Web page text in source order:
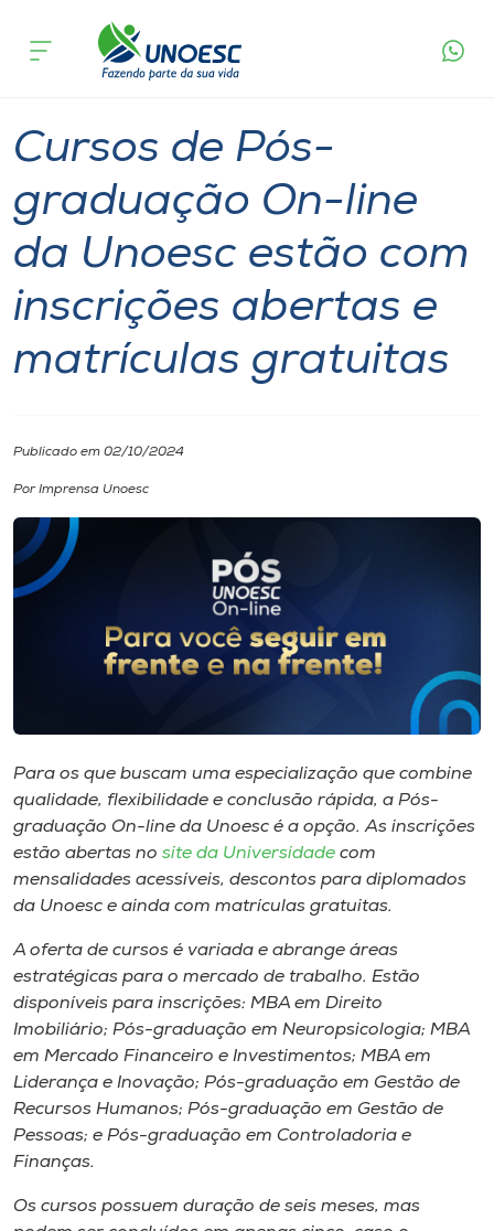
Cursos
Atendimento ao Estudante
Portal de Ensino
Internacionalização
I.nova
CPA
Biblioteca
Editora
Museu
Unoesc
Store
Selecione
o idioma
acontece
gratuitas
Especialização
Cursos de Pós-
graduação On-line
da Unoesc estão com
inscrições abertas e
matrículas gratuitas
Publicado em 02/10/2024
Por Imprensa Unoesc
Para os que buscam uma especialização que combine
qualidade, flexibilidade e conclusão rápida, a Pós-
graduação On-line da Unoesc é a opção. As inscrições
estão abertas no site da Universidade com
mensalidades acessíveis, descontos para diplomados
da Unoesc e ainda com matrículas gratuitas.
A oferta de cursos é variada e abrange áreas
estratégicas para o mercado de trabalho. Estão
disponíveis para inscrições: MBA em Direito
Imobiliário; Pós-graduação em Neuropsicologia; MBA
em Mercado Financeiro e Investimentos; MBA em
Liderança e Inovação; Pós-graduação em Gestão de
Recursos Humanos; Pós-graduação em Gestão de
Pessoas; e Pós-graduação em Controladoria e
Finanças.
Os cursos possuem duração de seis meses, mas